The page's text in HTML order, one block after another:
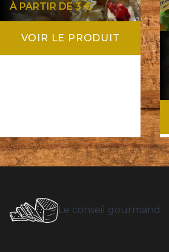
À PARTIR DE 3 €
VOIR LE PRODUIT
Le conseil gourmand